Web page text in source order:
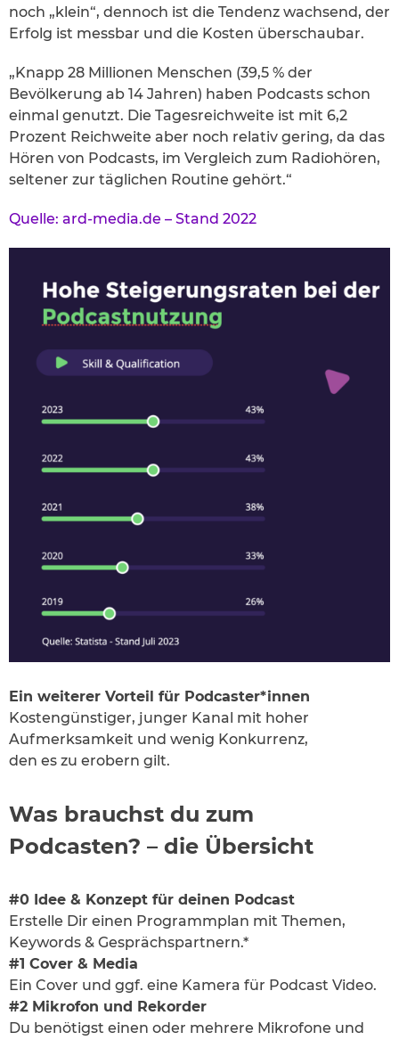
noch „klein“, dennoch ist die Tendenz wachsend, der
Erfolg ist messbar und die Kosten überschaubar.
„Knapp 28 Millionen Menschen (39,5 % der
Bevölkerung ab 14 Jahren) haben Podcasts schon
einmal genutzt. Die Tagesreichweite ist mit 6,2
Prozent Reichweite aber noch relativ gering, da das
Hören von Podcasts, im Vergleich zum Radiohören,
seltener zur täglichen Routine gehört.“
Quelle: ard-media.de – Stand 2022
Ein weiterer Vorteil für Podcaster*innen
Kostengünstiger, junger Kanal mit hoher
Aufmerksamkeit und wenig Konkurrenz,
den es zu erobern gilt.
Was brauchst du zum
Podcasten? – die Übersicht
#0 Idee & Konzept für deinen Podcast
Erstelle Dir einen Programmplan mit Themen,
Keywords & Gesprächspartnern.*
#1 Cover & Media
Ein Cover und ggf. eine Kamera für Podcast Video.
#2 Mikrofon und Rekorder
Du benötigst einen oder mehrere Mikrofone und